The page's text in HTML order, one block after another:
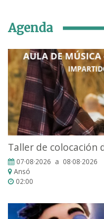
Agenda
Taller de colocación
07·08·2026 a 08·08·2026
Ansó
02:00